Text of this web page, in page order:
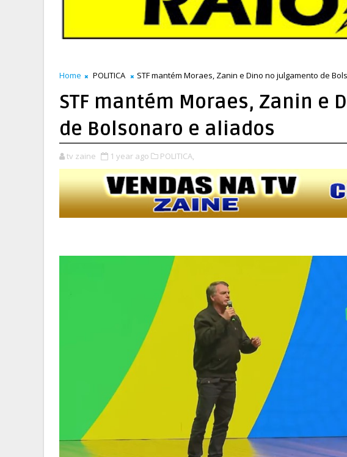
Home POLITICA STF mantém Moraes, Zanin e Dino no julgamento de
STF mantém Moraes, Zanin e
de Bolsonaro e aliados
tv zaine 1 year ago POLITICA,